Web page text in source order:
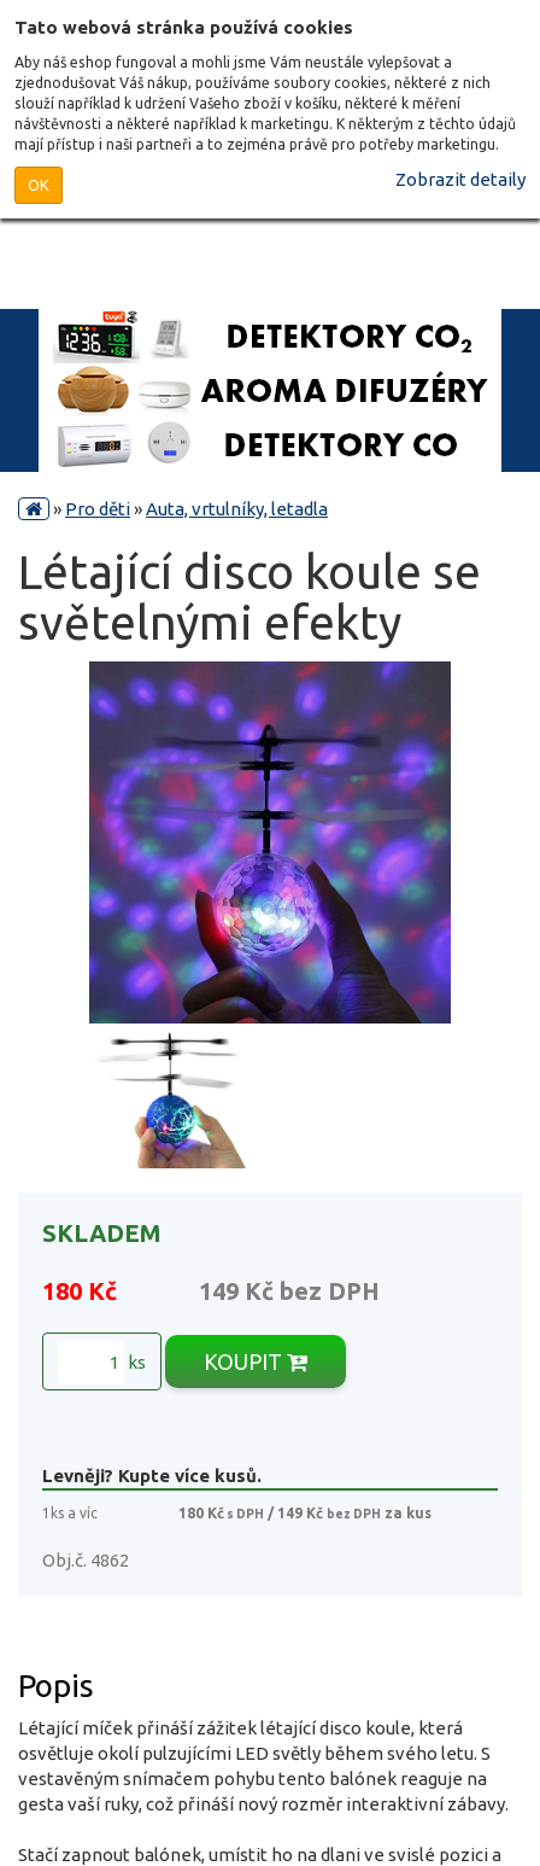
Tato webová stránka používá cookies
Aby náš eshop fungoval a mohli jsme Vám neustále vylepšovat a
zjednodušovat Váš nákup, používáme soubory cookies, některé z nich
slouží například k udržení Vašeho zboží v košíku, některé k měření
návštěvnosti a některé například k marketingu. K některým z těchto údajů
mají přístup i naši partneři a to zejména právě pro potřeby marketingu.
OK Zobrazit detaily
» Pro děti»Auta, vrtulníky, letadla
Létající disco koule se
světelnými efekty
SKLADEM
180 Kč 149 Kč bez DPH
ks KOUPIT
Levněji? Kupte více kusů.
1ks a víc 180 Kč s DPH / 149 Kč bez DPH za kus
Obj.č. 4862
Popis
Létající míček přináší zážitek létající disco koule, která
osvětluje okolí pulzujícími LED světly během svého letu. S
vestavěným snímačem pohybu tento balónek reaguje na
gesta vaší ruky, což přináší nový rozměr interaktivní zábavy.
Stačí zapnout balónek, umístit ho na dlani ve svislé pozici a